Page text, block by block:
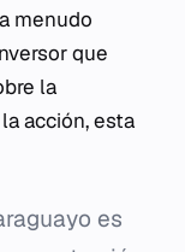
menudo
que
la
acción, esta
es